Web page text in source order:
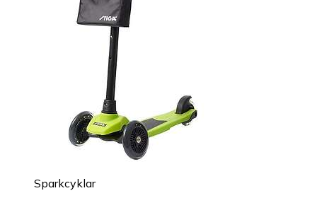
Sparkcyklar